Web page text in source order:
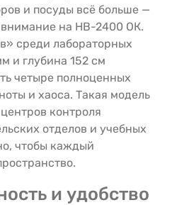
и посуды всё больше —
на НВ-2400 ОК.
среди лабораторных
и глубина 152 см
четыре полноценных
и хаоса. Такая модель
контроля
отделов и учебных
чтобы каждый
и удобство